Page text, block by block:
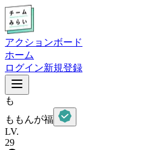
アクションボード
ホーム
ログイン新規登録
も
ももんが福
LV.
29